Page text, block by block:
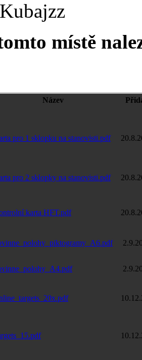
místě
Název
pro 1 sklopku na stanovisti.pdf
pro 2 sklopky na stanovisti.pdf
karta HFT.pdf